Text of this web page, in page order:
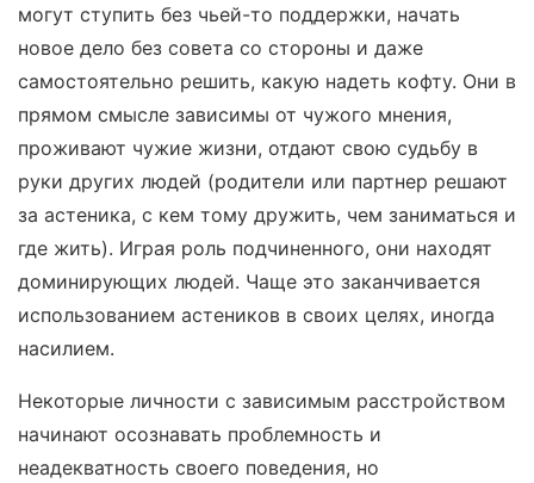
могут ступить без чьей-то поддержки, начать
новое дело без совета со стороны и даже
самостоятельно решить, какую надеть кофту. Они в
прямом смысле зависимы от чужого мнения,
проживают чужие жизни, отдают свою судьбу в
руки других людей (родители или партнер решают
за астеника, с кем тому дружить, чем заниматься и
где жить). Играя роль подчиненного, они находят
доминирующих людей. Чаще это заканчивается
использованием астеников в своих целях, иногда
насилием.
Некоторые личности с зависимым расстройством
начинают осознавать проблемность и
неадекватность своего поведения, но